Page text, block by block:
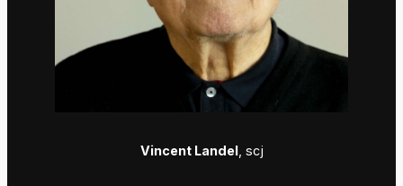
Vincent Landel, scj